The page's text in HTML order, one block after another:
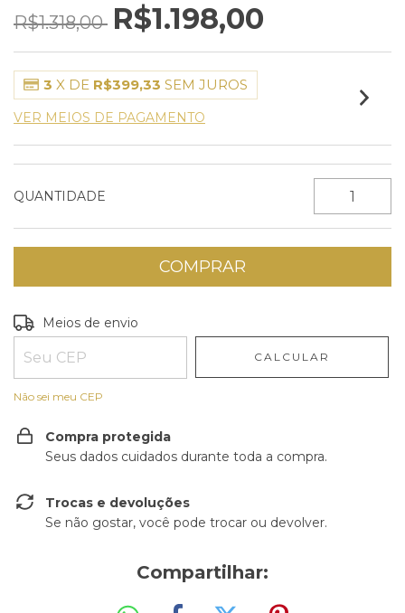
R$1.318,00 R$1.198,00
3 X DE R$399,33 SEM JUROS
VER MEIOS DE PAGAMENTO
QUANTIDADE
Entregas para o CEP:
Meios de envio
CALCULAR
Não sei meu CEP
Compra protegida
Seus dados cuidados durante toda a compra.
Trocas e devoluções
Se não gostar, você pode trocar ou devolver.
Compartilhar: